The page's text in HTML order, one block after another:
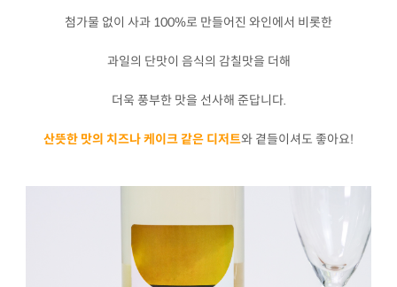
첨가물 없이 사과 100%로 만들어진 와인에서 비롯한
과일의 단맛이 음식의 감칠맛을 더해
더욱 풍부한 맛을 선사해 준답니다.
산뜻한 맛의 치즈나 케이크 같은 디저트와 곁들이셔도 좋아요!